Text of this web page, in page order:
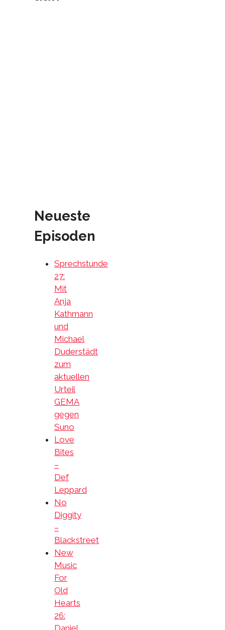
Neueste
Episoden
Sprechstunde
27:
Mit
Anja
Kathmann
und
Michael
Duderstädt
zum
aktuellen
Urteil
GEMA
gegen
Suno
Love
Bites
–
Def
Leppard
No
Diggity
–
Blackstreet
New
Music
For
Old
Hearts
26: